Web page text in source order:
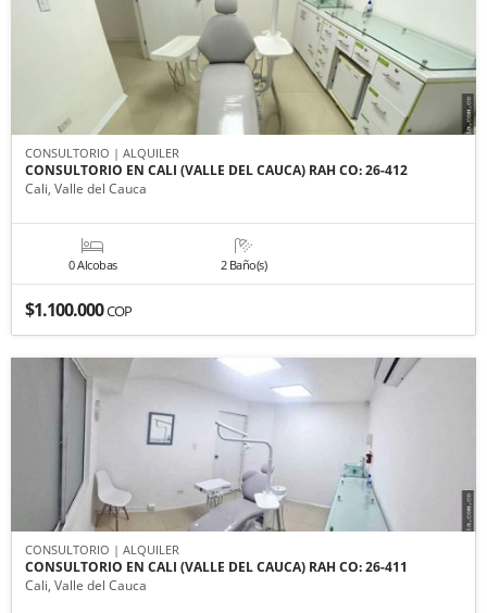
CONSULTORIO | ALQUILER
CONSULTORIO EN CALI (VALLE DEL CAUCA) RAH CO: 26-412
Cali, Valle del Cauca
0 Alcobas 2 Baño(s)
$1.100.000COP
CONSULTORIO | ALQUILER
CONSULTORIO EN CALI (VALLE DEL CAUCA) RAH CO: 26-411
Cali, Valle del Cauca